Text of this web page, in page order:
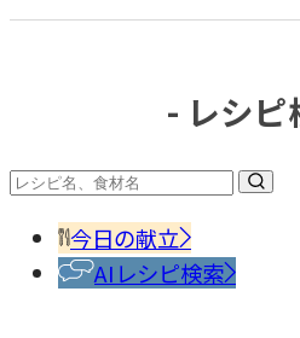
の
り
- レシピ
今日の献立
AIレシピ検索